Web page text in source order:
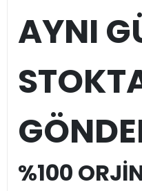
AYNI
%100